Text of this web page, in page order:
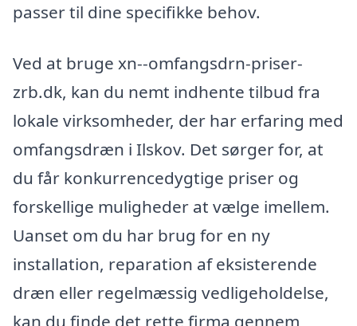
passer til dine specifikke behov.
Ved at bruge xn--omfangsdrn-priser-
zrb.dk, kan du nemt indhente tilbud fra
lokale virksomheder, der har erfaring med
omfangsdræn i Ilskov. Det sørger for, at
du får konkurrencedygtige priser og
forskellige muligheder at vælge imellem.
Uanset om du har brug for en ny
installation, reparation af eksisterende
dræn eller regelmæssig vedligeholdelse,
kan du finde det rette firma gennem